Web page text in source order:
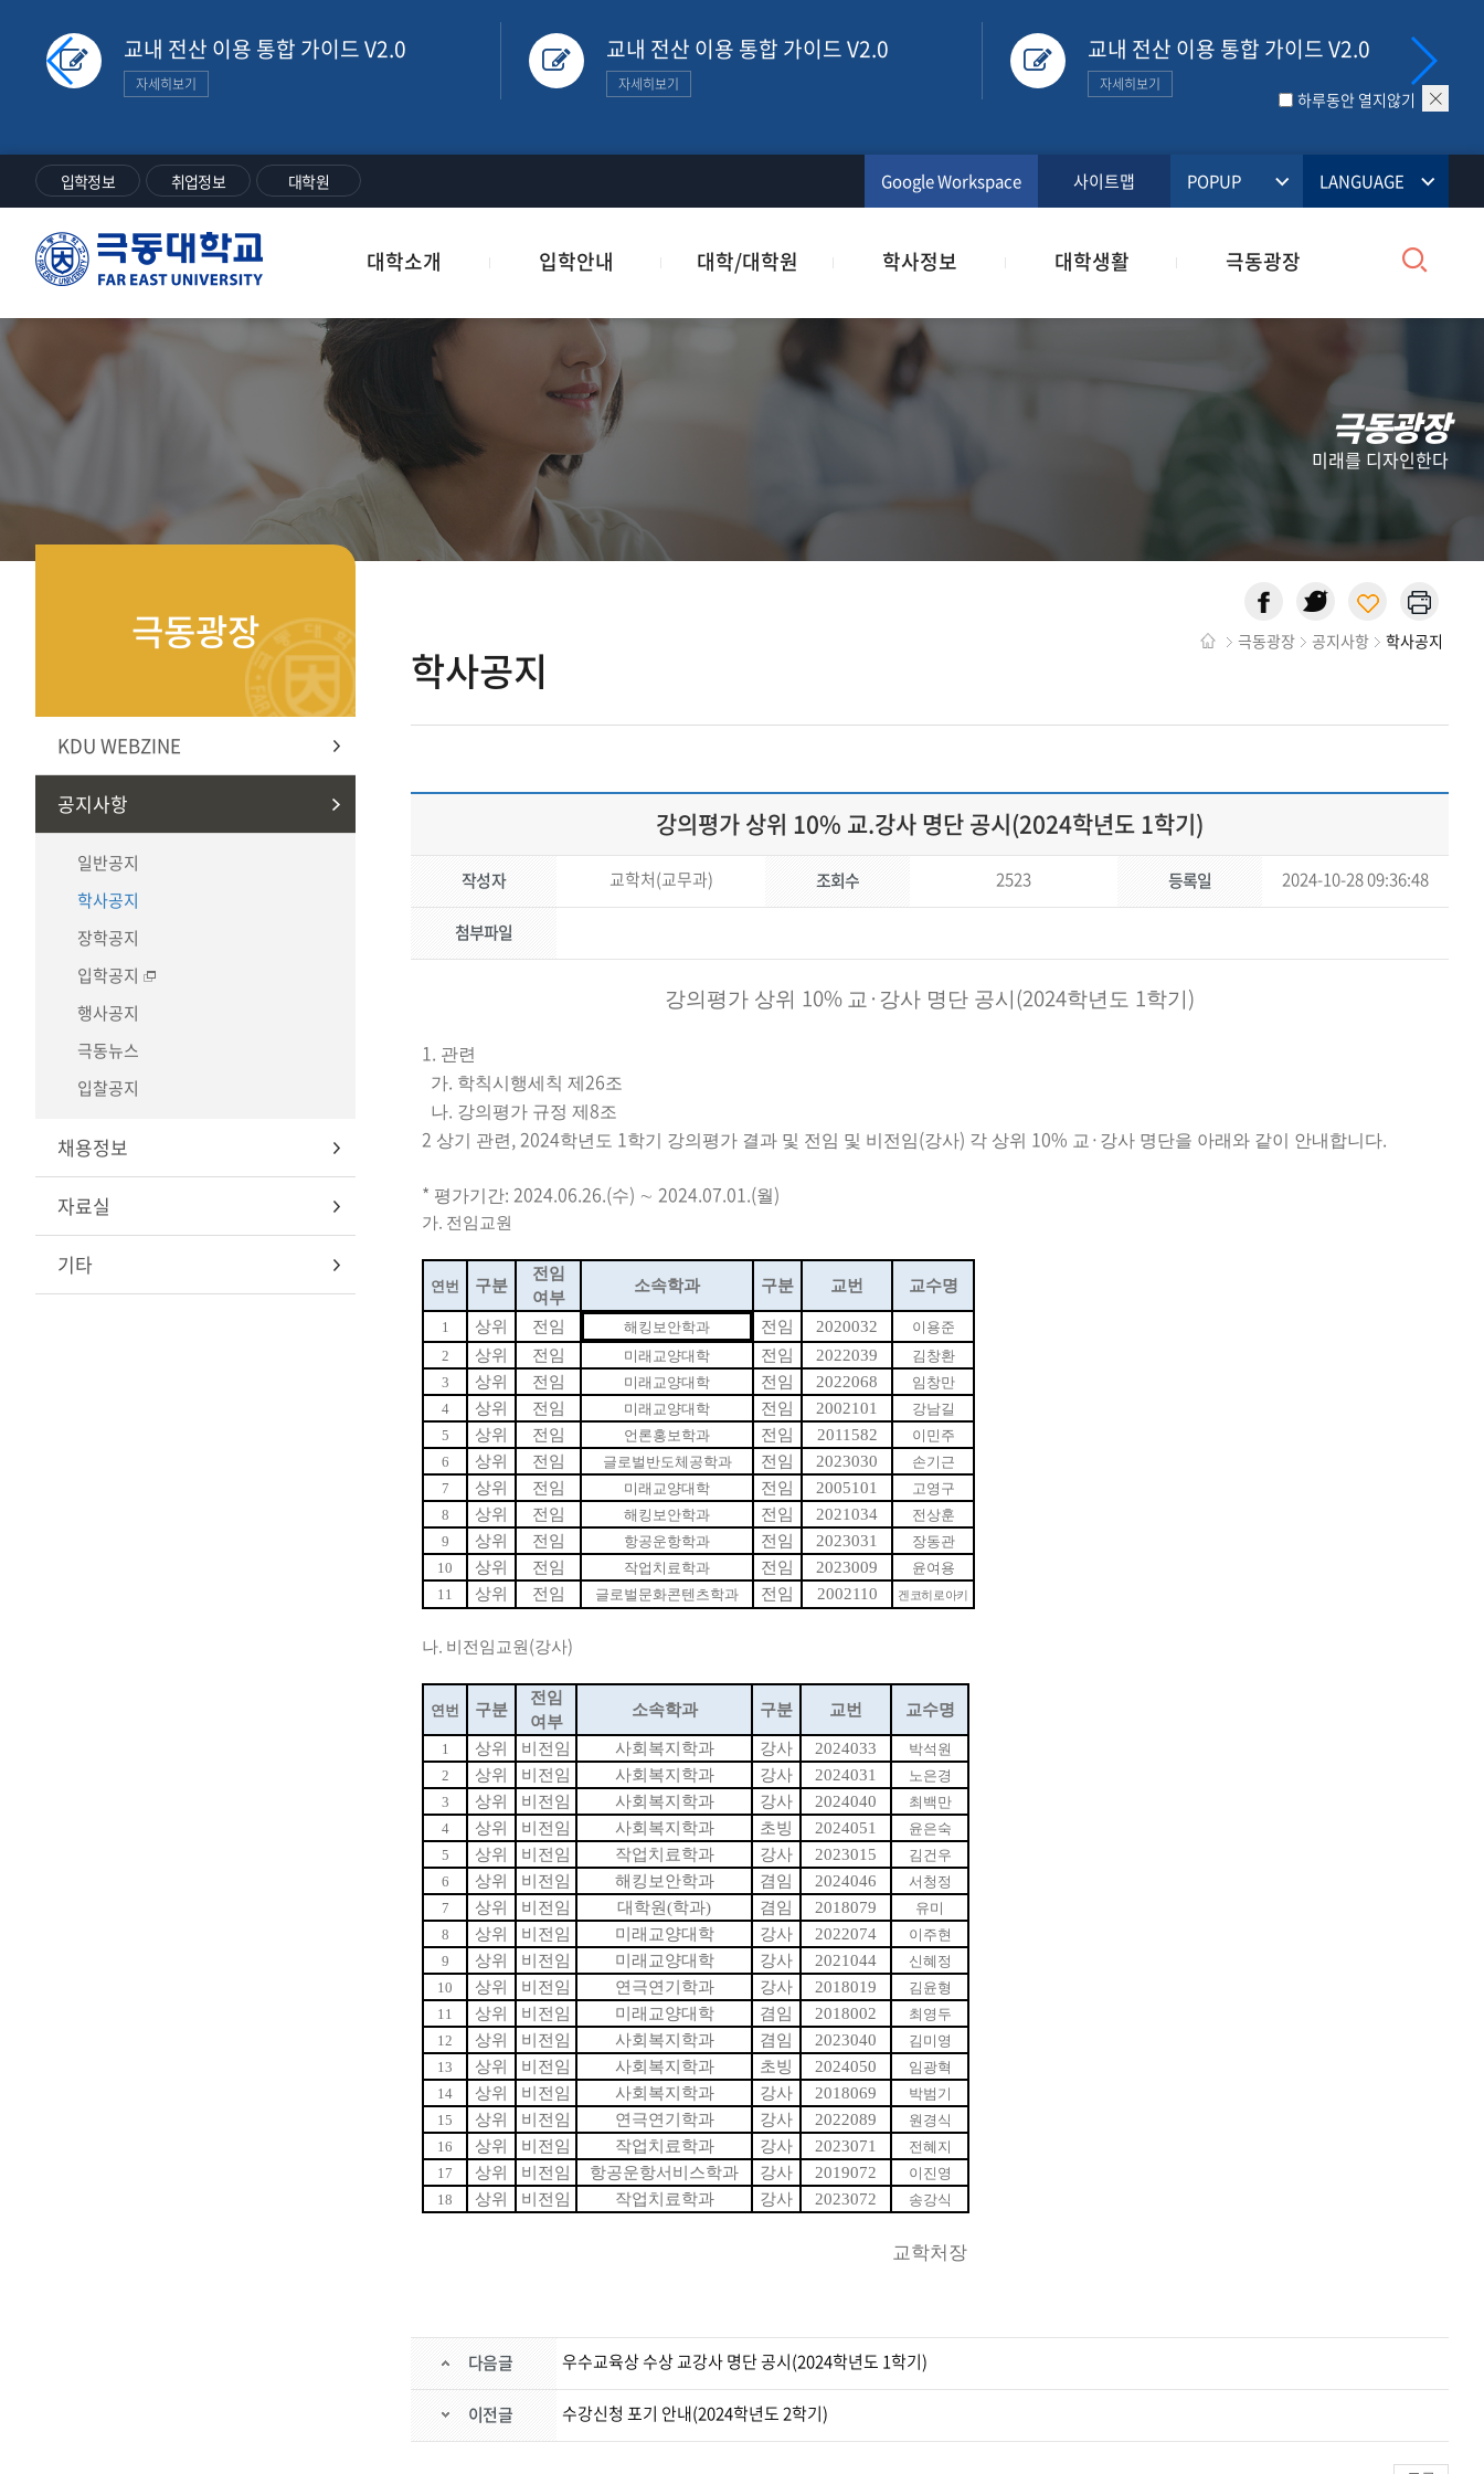
교내 전산 이용 통합 가이드 V2.0
자세히보기
교내 전산 이용 통합 가이드 V2.0
자세히보기
교내 전산 이용 통합 가이드 V2.0
자세히보기
하루동안 열지않기
팝
닫
기
입학정보 취업정보 대학원 Google Workspace 사이트맵 POPUP LANGUAGE
극
동
학
대학소개 입학안내 대학/대학원 학사정보 대학생활 극동광장 검
극동광장
미래를 디자인한다
극동광장
KDU WEBZINE
공지사항
일반공지
학사공지
장학공지
입학공지
행사공지
극동뉴스
입찰공지
채용정보
자료실
기타
학사공지
극동광장 공지사항 학사공지
강의평가 상위 10% 교.강사 명단 공시(2024학년도 1학기)
작성자 교학처(교무과) 조회수 2523 등록일 2024-10-28 09:36:48
첨부파일
강의평가 상위 10% 교 · 강사 명단 공시 (2024학년도 1학기 )
1. 관련
가. 학칙시행세칙 제 26조
나. 강의평가 규정 제 8조
2 상기 관련 , 2024학년도 1학기 강의평가 결과 및 전임 및 비전임(강사) 각 상위 10% 교 · 강사 명단을 아래와 같이 안내합니다.
* 평가기간: 2024.06.26.(수) ∼ 2024.07.01.(월)
가. 전임교원
연번 구분
전임
여부
소속학과 구분 교번 교수명
1 상위 전임 해킹보안학과 전임 2020032
이용준
2
상위 전임 미래교양대학 전임 2022039
김창환
3
상위 전임 미래교양대학 전임 2022068
임창만
4
상위 전임 미래교양대학 전임 2002101
강남길
5
상위 전임 언론홍보학과 전임 2011582
이민주
6
상위 전임 글로벌반도체공학과 전임 2023030
손기근
7
상위 전임 미래교양대학 전임 2005101
고영구
8
상위 전임 해킹보안학과 전임 2021034
전상훈
9
상위 전임 항공운항학과 전임 2023031
장동관
10
상위 전임 작업치료학과 전임 2023009
윤여용
11
상위 전임 글로벌문화콘텐츠학과 전임 2002110 겐코히로아키
나. 비전임교원 (강사)
연번 구분
전임
여부
소속학과 구분 교번 교수명
1 상위 비전임 사회복지학과 강사 2024033
박석원
2
상위 비전임 사회복지학과 강사 2024031
노은경
3
상위 비전임 사회복지학과 강사 2024040
최백만
4
상위 비전임 사회복지학과 초빙 2024051
윤은숙
5
상위 비전임 작업치료학과 강사 2023015
김건우
6
상위 비전임 해킹보안학과 겸임 2024046
서청정
7
상위 비전임 대학원(학과) 겸임 2018079
유미
8
상위 비전임 미래교양대학 강사 2022074
이주현
9
상위 비전임 미래교양대학 강사 2021044
신혜정
10
상위 비전임 연극연기학과 강사 2018019
김윤형
11
상위 비전임 미래교양대학 겸임 2018002
최영두
12
상위 비전임 사회복지학과 겸임 2023040
김미영
13
상위 비전임 사회복지학과 초빙 2024050
임광혁
14
상위 비전임 사회복지학과 강사 2018069
박범기
15
상위 비전임 연극연기학과 강사 2022089
원경식
16
상위 비전임 작업치료학과 강사 2023071
전혜지
17
상위 비전임 항공운항서비스학과 강사 2019072
이진영
18
상위 비전임 작업치료학과 강사 2023072 송강식
교학처장
다음글 우수교육상 수상 교강사 명단 공시(2024학년도 1학기)
이전글 수강신청 포기 안내(2024학년도 2학기)